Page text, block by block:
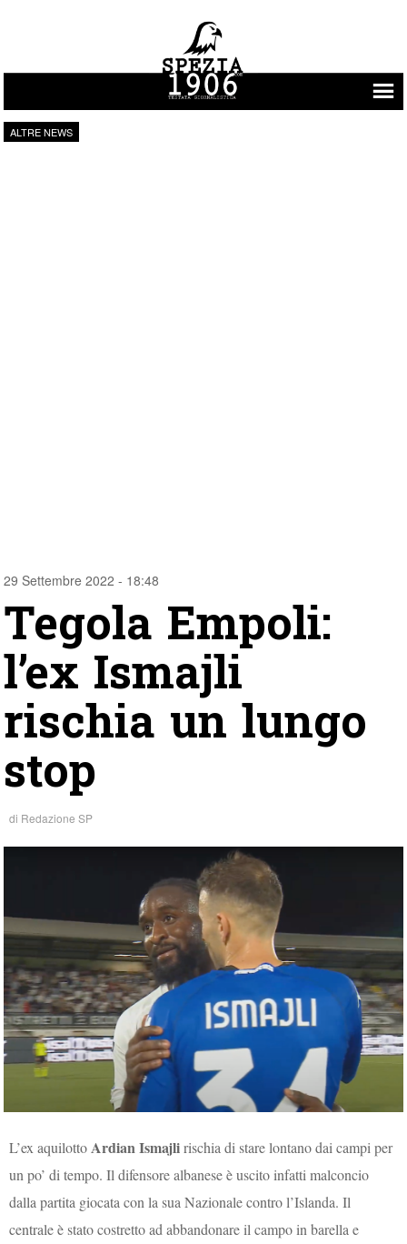
Vai al contenuto
ALTRE NEWS
29 Settembre 2022 - 18:48
Tegola Empoli:
l’ex Ismajli
rischia un lungo
stop
di Redazione SP
L’ex aquilotto Ardian Ismajlirischia di stare lontano dai campi per
un po’ di tempo. Il difensore albanese è uscito infatti malconcio
dalla partita giocata con la sua Nazionale contro l’Islanda. Il
centrale è stato costretto ad abbandonare il campo in barella e